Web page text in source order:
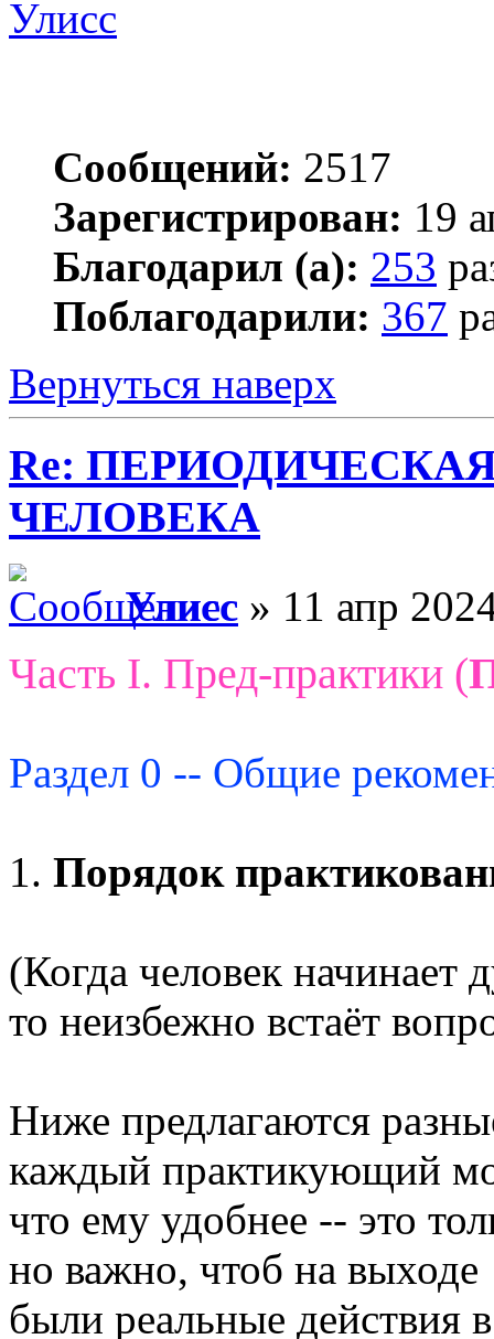
Улисс
Сообщений: 2517
Зарегистрирован: 19
Благодарил (а): 253
Поблагодарили: 367
Вернуться наверх
Re:
ЧЕЛОВЕКА
Улисс » 11 апр
Часть I. Пред-практики (
Раздел 0 -- Общие
1. Порядок
(Когда человек начинает
то неизбежно встаёт
Ниже предлагаются
каждый практикующий
что ему удобнее -- это
но важно, чтоб на выходе
были реальные действия